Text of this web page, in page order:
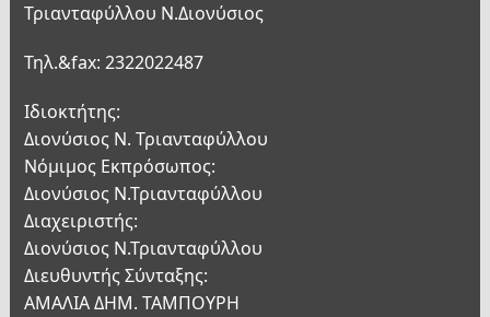
Τριανταφύλλου Ν.Διονύσιος
Τηλ.&fax: 2322022487
Ιδιοκτήτης:
Διονύσιος Ν. Τριανταφύλλου
Νόμιμος Εκπρόσωπος:
Διονύσιος Ν.Τριανταφύλλου
Διαχειριστής:
Διονύσιος Ν.Τριανταφύλλου
Διευθυντής Σύνταξης:
ΑΜΑΛΙΑ ΔΗΜ. ΤΑΜΠΟΥΡΗ